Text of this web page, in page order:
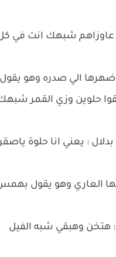
عاوزاهم شبهك انت في
الي صدره وهو
حلوين وزي القمر شبهك
: يعني انا حلوة
العاري وهو يقول
هتخن وهبقي شبه الفيل